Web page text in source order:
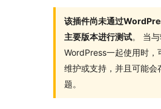
该插件尚未通过
主要版本进行测试。 当
WordPress一起使用时，
维护或支持，并且可能会
题。